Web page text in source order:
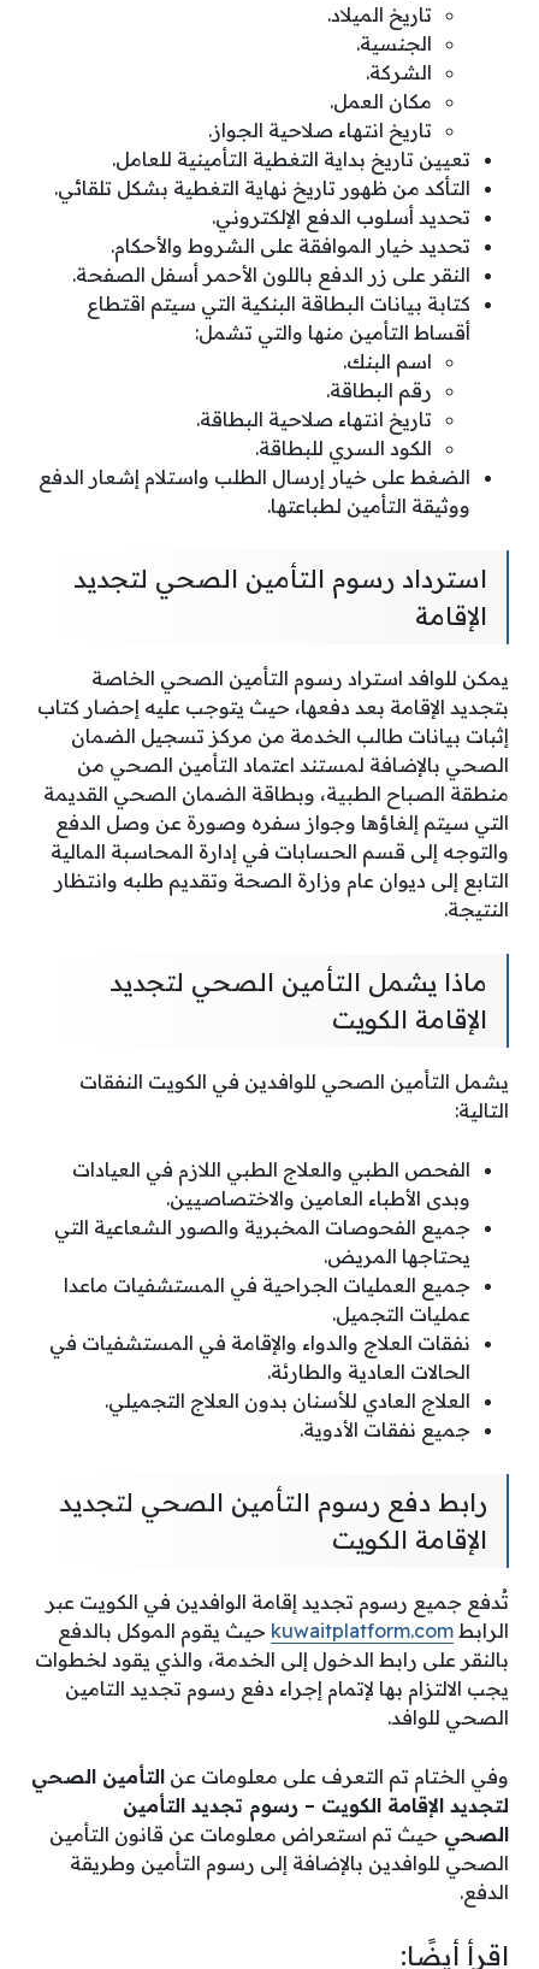
تاريخ الميلاد.
الجنسية.
الشركة.
مكان العمل.
تاريخ انتهاء صلاحية الجواز.
تعيين تاريخ بداية التغطية التأمينية للعامل.
التأكد من ظهور تاريخ نهاية التغطية بشكل تلقائي.
تحديد أسلوب الدفع الإلكتروني.
تحديد خيار الموافقة على الشروط والأحكام.
النقر على زر الدفع باللون الأحمر أسفل الصفحة.
كتابة بيانات البطاقة البنكية التي سيتم اقتطاع
أقساط التأمين منها والتي تشمل:
اسم البنك.
رقم البطاقة.
تاريخ انتهاء صلاحية البطاقة.
الكود السري للبطاقة.
الضغط على خيار إرسال الطلب واستلام إشعار الدفع
ووثيقة التأمين لطباعتها.
استرداد رسوم التأمين الصحي لتجديد
الإقامة
يمكن للوافد استراد رسوم التأمين الصحي الخاصة
بتجديد الإقامة بعد دفعها، حيث يتوجب عليه إحضار كتاب
إثبات بيانات طالب الخدمة من مركز تسجيل الضمان
الصحي بالإضافة لمستند اعتماد التأمين الصحي من
منطقة الصباح الطبية، وبطاقة الضمان الصحي القديمة
التي سيتم إلغاؤها وجواز سفره وصورة عن وصل الدفع
والتوجه إلى قسم الحسابات في إدارة المحاسبة المالية
التابع إلى ديوان عام وزارة الصحة وتقديم طلبه وانتظار
النتيجة.
ماذا يشمل التأمين الصحي لتجديد
الإقامة الكويت
يشمل التأمين الصحي للوافدين في الكويت النفقات
التالية:
الفحص الطبي والعلاج الطبي اللازم في العيادات
وبدى الأطباء العامين والاختصاصيين.
جميع الفحوصات المخبرية والصور الشعاعية التي
يحتاجها المريض.
جميع العمليات الجراحية في المستشفيات ماعدا
عمليات التجميل.
نفقات العلاج والدواء والإقامة في المستشفيات في
الحالات العادية والطارئة.
العلاج العادي للأسنان بدون العلاج التجميلي.
جميع نفقات الأدوية.
رابط دفع رسوم التأمين الصحي لتجديد
الإقامة الكويت
تُدفع جميع رسوم تجديد إقامة الوافدين في الكويت عبر
الرابط kuwaitplatform.com حيث يقوم الموكل بالدفع
بالنقر على رابط الدخول إلى الخدمة، والذي يقود لخطوات
يجب الالتزام بها لإتمام إجراء دفع رسوم تجديد التامين
الصحي للوافد.
وفي الختام تم التعرف على معلومات عن التأمين الصحي
لتجديد الإقامة الكويت – رسوم تجديد التأمين
الصحي حيث تم استعراض معلومات عن قانون التأمين
الصحي للوافدين بالإضافة إلى رسوم التأمين وطريقة
الدفع.
اقرأ أيضًا: